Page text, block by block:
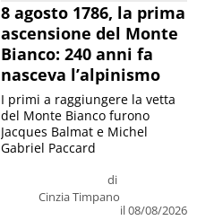
8 agosto 1786, la prima
ascensione del Monte
Bianco: 240 anni fa
nasceva l’alpinismo
di
Cinzia Timpano
il 08/08/2026
I primi a raggiungere la vetta
del Monte Bianco furono
Jacques Balmat e Michel
Gabriel Paccard